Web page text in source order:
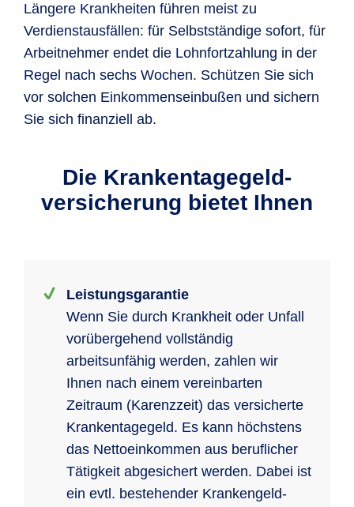
Längere Krankheiten führen meist zu
Verdienstausfällen: für Selbstständige sofort, für
Arbeitnehmer endet die Lohnfortzahlung in der
Regel nach sechs Wochen. Schützen Sie sich
vor solchen Einkommenseinbußen und sichern
Sie sich finanziell ab.
Die Krankentagegeld­
versicherung bietet Ihnen
Leistungsgarantie
Wenn Sie durch Krankheit oder Unfall
vorübergehend vollständig
arbeitsunfähig werden, zahlen wir
Ihnen nach einem vereinbarten
Zeitraum (Karenzzeit) das versicherte
Krankentagegeld. Es kann höchstens
das Nettoeinkommen aus beruflicher
Tätigkeit abgesichert werden. Dabei ist
ein evtl. bestehender Krankengeld-